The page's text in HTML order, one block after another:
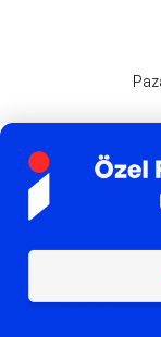
Popüler Markalar
Farmasi
Fashcolle